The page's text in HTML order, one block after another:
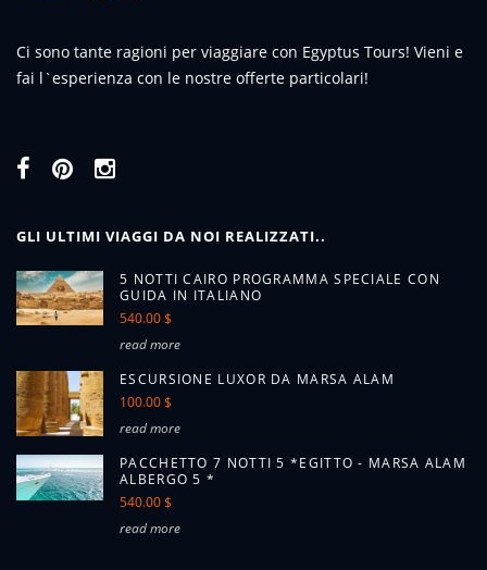
Ci sono tante ragioni per viaggiare con Egyptus Tours! Vieni e
fai l`esperienza con le nostre offerte particolari!
GLI ULTIMI VIAGGI DA NOI REALIZZATI..
5 NOTTI CAIRO PROGRAMMA SPECIALE CON
GUIDA IN ITALIANO
540.00 $
read more
ESCURSIONE LUXOR DA MARSA ALAM
100.00 $
read more
PACCHETTO 7 NOTTI 5 *EGITTO - MARSA ALAM
ALBERGO 5 *
540.00 $
read more